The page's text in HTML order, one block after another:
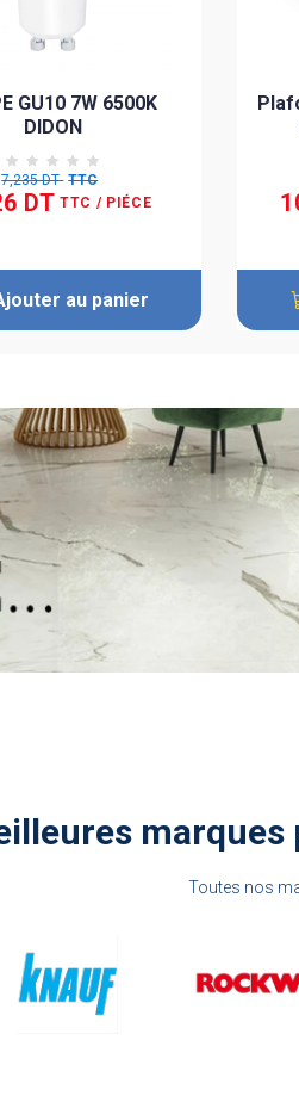
GU10 7W 6500K
DIDON
7,235 DT TTC
DT TTC / PIÉCE
au panier
Toutes nos